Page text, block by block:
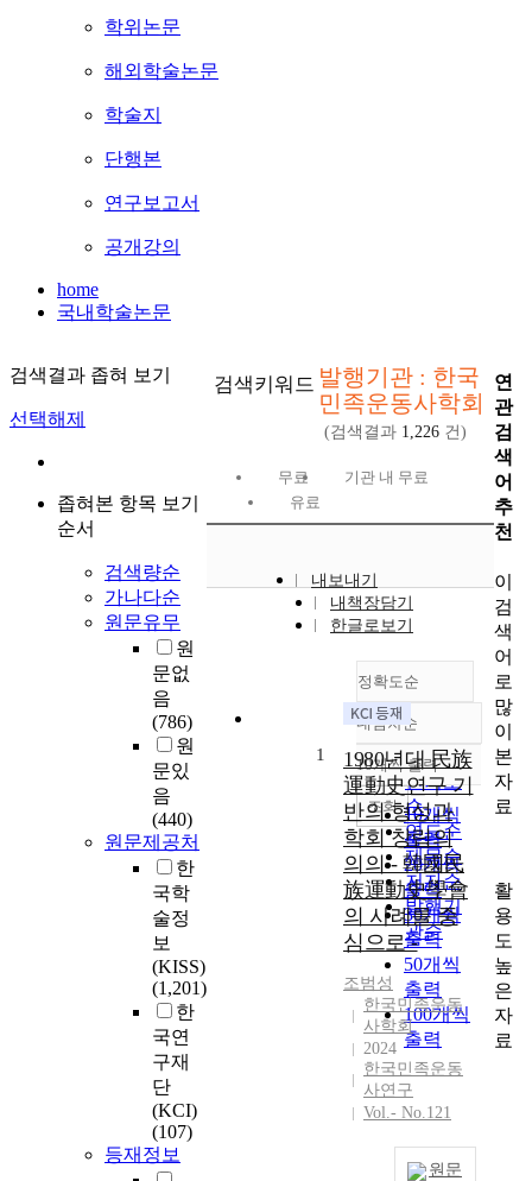
학위논문
해외학술논문
학술지
단행본
연구보고서
공개강의
home
국내학술논문
검색결과 좁혀 보기
선택해제
좁혀본 항목 보기
순서
검색량순
가나다순
원문유무
원
문없
음
(786)
원
문있
음
(440)
원문제공처
한
국학
술정
보
(KISS)
(1,201)
한
국연
구재
단
(KCI)
(107)
등재정보
검색키워드 발행기관 : 한국
민족운동사학회
(검색결과 1,226 건)
무료
기관 내 무료
유료
내보내기
내책장담기
한글로보기
정확도순
정확도
순
인기도
순
연도순
제목순
저자순
발행기
관순
내림차순
내림차순
10개씩 출력
10개씩
출력
20개씩
출력
30개씩
출력
50개씩
출력
100개씩
출력
조회
1
1980년대 民族
運動史연구 기
반의 형성과
학회 창립의
의의 - 韓國民
族運動史學會
의 사례를 중
심으로 -
조범성
한국민족운동
사학회
2024
한국민족운동
사연구
Vol.- No.121
원문
연
관
검
색
어
추
천
이
검
색
어
로
많
이
본
자
료
활
용
도
높
은
자
료